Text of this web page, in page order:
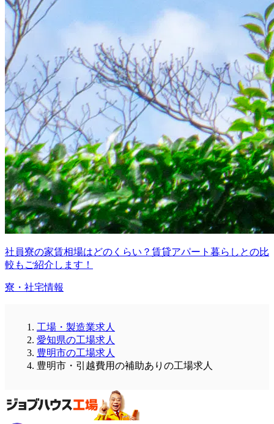
社員寮の家賃相場はどのくらい？賃貸アパート暮らしとの比
較もご紹介します！
寮・社宅情報
工場・製造業求人
愛知県の工場求人
豊明市の工場求人
豊明市・引越費用の補助ありの工場求人